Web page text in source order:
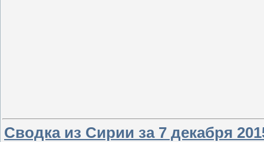
Сводка из Сирии за 7 декабря